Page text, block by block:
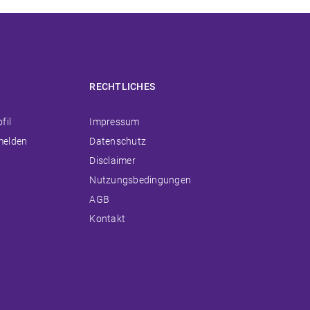
RECHTLICHES
Navigation
überspringen
Impressum
Datenschutz
Disclaimer
Nutzungsbedingungen
AGB
Kontakt